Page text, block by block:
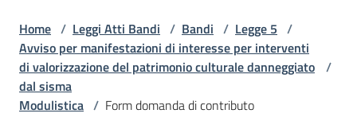
Argomenti
Home / Leggi Atti Bandi / Bandi / Legge 5 /
Avviso per manifestazioni di interesse per interventi
di valorizzazione del patrimonio culturale danneggiato
dal sisma
/
Modulistica / Form domanda di contributo